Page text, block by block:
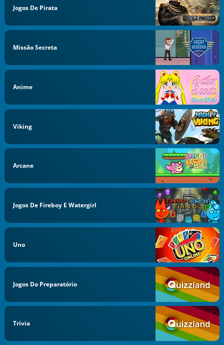
Jogos De Pirata
Missão Secreta
Anime
Viking
Arcane
Jogos De Fireboy E Watergirl
Uno
Jogos Do Preparatório
Trivia